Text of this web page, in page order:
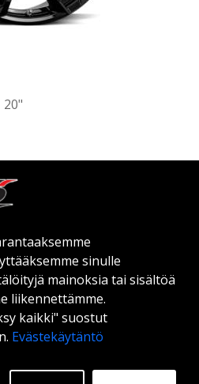
sinulle
mainoksia tai sisältöä
liikennettämme.
kaikki" suostut
Evästekäytäntö
20"